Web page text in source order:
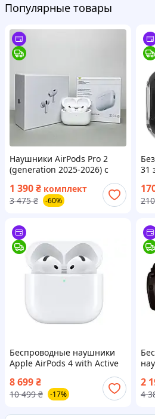
Популярные товары
Наушники AirPods Pro 2
(generation 2025-2026) с
беспроводные аирподс про
2 кабель Type-C Lightning +
1 390₴ комплект
3 475 ₴ -60%
31
210
Беспроводные наушники
Apple AirPods 4 with Active
(MXP93)
8 699₴
10 499 ₴ -17%
2
4